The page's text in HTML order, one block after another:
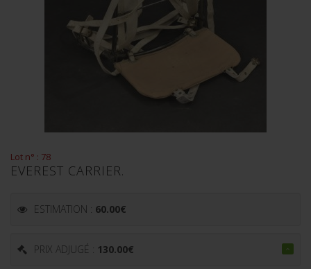
Lot n° : 78
EVEREST CARRIER.
ESTIMATION : 60.00€
PRIX ADJUGÉ : 130.00€